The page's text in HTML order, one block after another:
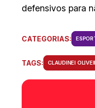
defensivos para
CATEGORIAS:
TAGS: CLAUDINEI